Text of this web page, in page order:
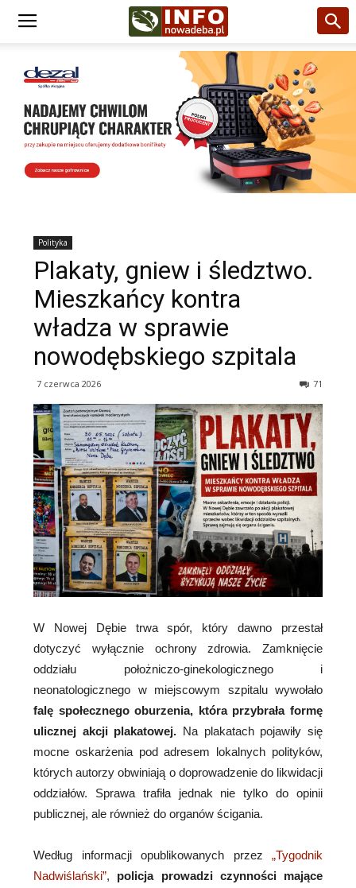
Polityka
Plakaty, gniew i śledztwo.
Mieszkańcy kontra
władza w sprawie
nowodębskiego szpitala
7 czerwca 2026 71
W Nowej Dębie trwa spór, który dawno przestał
dotyczyć wyłącznie ochrony zdrowia. Zamknięcie
oddziału położniczo-ginekologicznego i
neonatologicznego w miejscowym szpitalu wywołało
falę społecznego oburzenia, która przybrała formę
ulicznej akcji plakatowej. Na plakatach pojawiły się
mocne oskarżenia pod adresem lokalnych polityków,
których autorzy obwiniają o doprowadzenie do likwidacji
oddziałów. Sprawa trafiła jednak nie tylko do opinii
publicznej, ale również do organów ścigania.
Według informacji opublikowanych przez „Tygodnik
Nadwiślański”, policja prowadzi czynności mające